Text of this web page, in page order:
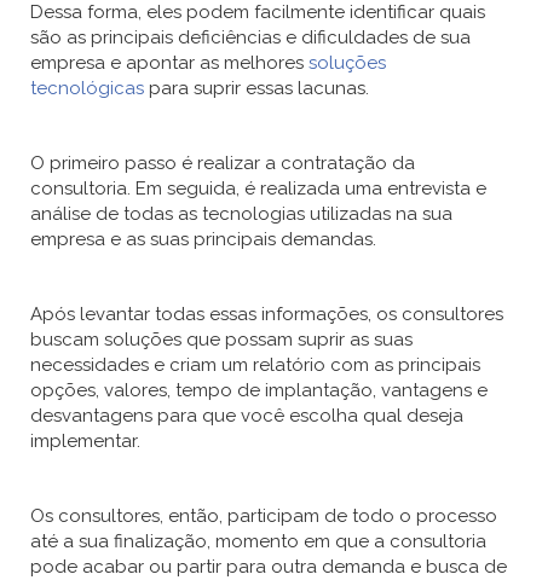
Dessa forma, eles podem facilmente identificar quais
são as principais deficiências e dificuldades de sua
empresa e apontar as melhores soluções
tecnológicas para suprir essas lacunas.
O primeiro passo é realizar a contratação da
consultoria. Em seguida, é realizada uma entrevista e
análise de todas as tecnologias utilizadas na sua
empresa e as suas principais demandas.
Após levantar todas essas informações, os consultores
buscam soluções que possam suprir as suas
necessidades e criam um relatório com as principais
opções, valores, tempo de implantação, vantagens e
desvantagens para que você escolha qual deseja
implementar.
Os consultores, então, participam de todo o processo
até a sua finalização, momento em que a consultoria
pode acabar ou partir para outra demanda e busca de